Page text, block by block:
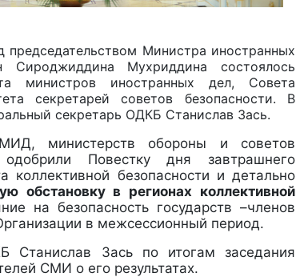
председательством Министра иностранных
Сироджиддина Мухриддина состоялось
министров иностранных дел, Совета
секретарей советов безопасности. В
секретарь ОДКБ Станислав Зась.
министерств обороны и советов
Повестку дня завтрашнего
коллективной безопасности и детально
обстановку в регионах коллективной
на безопасность государств –членов
в межсессионный период.
Станислав Зась по итогам заседания
СМИ о его результатах.